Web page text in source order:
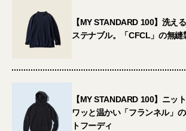
【MY STANDARD 100】洗え
ステナブル。「CFCL」の無縫
【MY STANDARD 100】ニッ
ワッと温かい「フランネル」
トフーディ